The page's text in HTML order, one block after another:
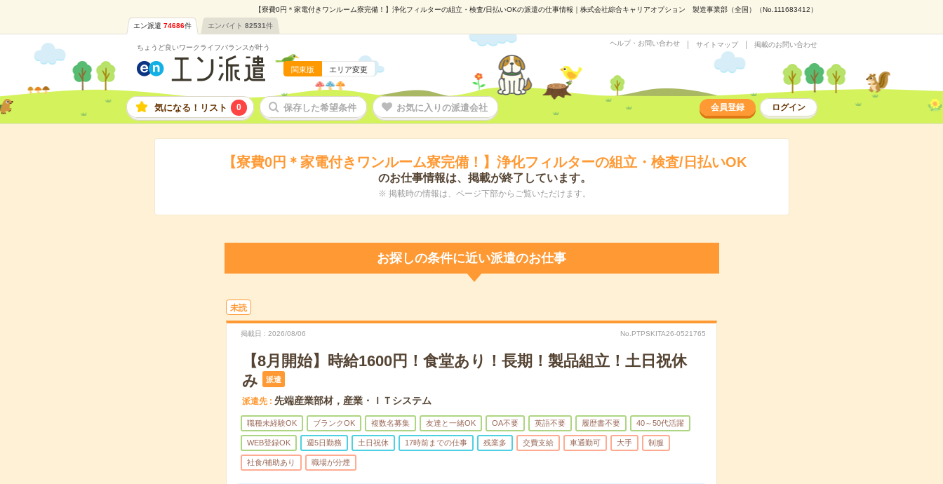
【寮費0円＊家電付きワンルーム寮完備！】浄化フィルターの組立・検査/日払いOKの派遣の仕事情報｜株式会社綜合キャリアオプション 製造事業部（全国）（No.111683412）
エン派遣 74686件 エンバイト 82531件
ちょうど良いワークライフバランスが叶う
関東版 エリア変更
ヘルプ・お問い合わせ サイトマップ 掲載のお問い合わせ
気になる！リスト 0 保存した希望条件 お気に入りの派遣会社 会員登録 ログイン
【寮費0円＊家電付きワンルーム寮完備！】浄化フィルターの組立・検査/日払いOK
のお仕事情報は、掲載が終了しています。
※ 掲載時の情報は、ページ下部からご覧いただけます。
お探しの条件に近い派遣のお仕事
未読
掲載日 2026/08/06 No.PTPSKITA26-0521765
【8月開始】時給1600円！食堂あり！長期！製品組立！土日祝休
み
派遣
派遣先 先端産業部材，産業・ＩＴシステム
職種未経験OK ブランクOK 複数名募集 友達と一緒OK OA不要 英語不要 履歴書不要 40～50代活躍
WEB登録OK 週5日勤務 土日祝休 17時前までの仕事 残業多 交費支給 車通勤可 大手 制服
社食/補助あり 職場が分煙